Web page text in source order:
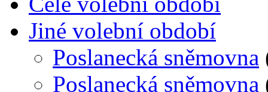
Jiné volební období
Poslanecká sněmovna
Poslanecká sněmovna